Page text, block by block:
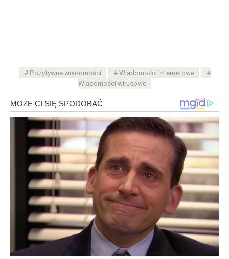
Pozytywne wiadomości
Wiadomości internetowe
Wiadomości wirusowe